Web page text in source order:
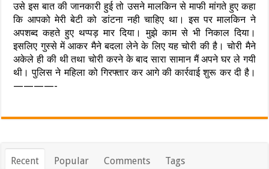
उसे इस बात की जानकारी हुई तो उसने मालकिन से माफी मांगते हुए कहा
कि आपको मेरी बेटी को डांटना नही चाहिए था। इस पर मालकिन ने
अपशब्द कहते हुए थप्पड़ मार दिया। मुझे काम से भी निकाल दिया।
इसलिए गुस्से में आकर मैने बदला लेने के लिए यह चोरी की है। चोरी मैने
अकेले ही की थी तथा चोरी करने के बाद सारा सामान मैं अपने घर ले गयी
थी। पुलिस ने महिला को गिरफ्तार कर आगे की कार्रवाई शुरू कर दी है।
————-
Recent Popular Comments Tags